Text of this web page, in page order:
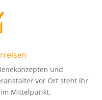
und
vor Ort steht Ihr
Mittelpunkt.